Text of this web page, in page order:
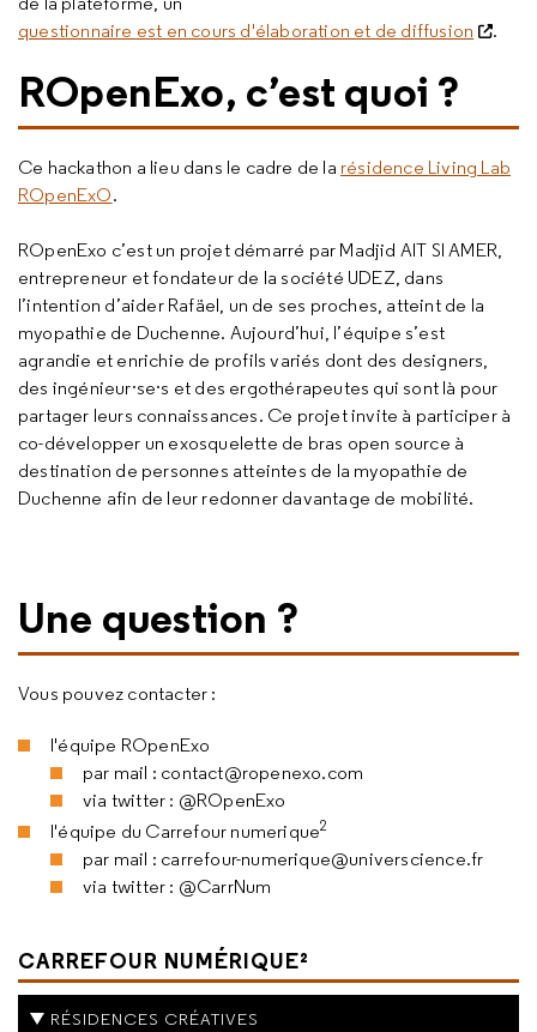
questionnaire est en cours d'élaboration et de diffusion
.
ROpenExo, c’est quoi ?
Ce hackathon a lieu dans le cadre de la résidence Living Lab
ROpenExO.
ROpenExo c’est un projet démarré par Madjid AIT SI AMER,
entrepreneur et fondateur de la société UDEZ, dans
l’intention d’aider Rafäel, un de ses proches, atteint de la
myopathie de Duchenne. Aujourd’hui, l’équipe s’est
agrandie et enrichie de profils variés dont des designers,
des ingénieur·se·s et des ergothérapeutes qui sont là pour
partager leurs connaissances. Ce projet invite à participer à
co-développer un exosquelette de bras open source à
destination de personnes atteintes de la myopathie de
Duchenne afin de leur redonner davantage de mobilité.
Une question ?
Vous pouvez contacter :
l'équipe ROpenExo
par mail : contact@ropenexo.com
via twitter : @ROpenExo
l'équipe du Carrefour numerique2
par mail : carrefour-numerique@universcience.fr
via twitter : @CarrNum
CARREFOUR NUMÉRIQUE²
RÉSIDENCES CRÉATIVES